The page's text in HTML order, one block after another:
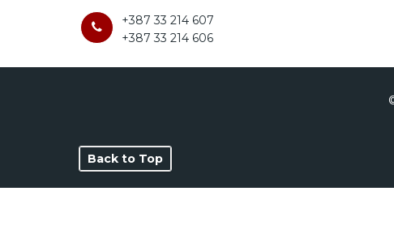
+387 33 214 607
+387 33 214 606
Back to Top